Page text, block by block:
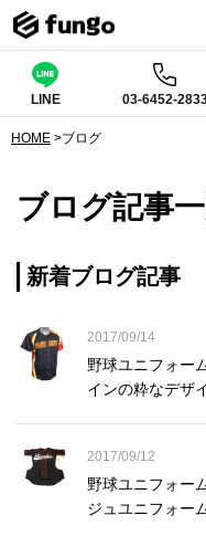
LINE 03-6452-
HOME >ブログ
ブログ記事
新着ブログ記事
2017/09/14
野球ユニフォー
インの粋なデザ
2017/09/12
野球ユニフォー
ジュユニフォー